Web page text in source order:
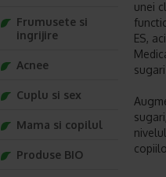
unei
ES,
Frumusete si
ingrijire
Acnee
Cuplu si sex
Mama si copilul
Produse BIO